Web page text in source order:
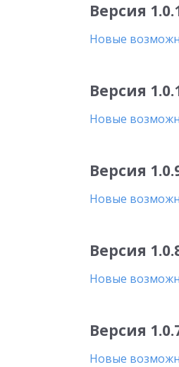
Версия
Новые
Версия
Новые
Версия
Новые
Версия
Новые
Версия
Новые